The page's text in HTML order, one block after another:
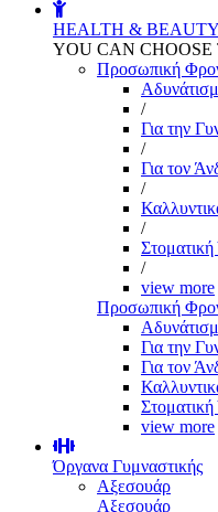
HEALTH & BEAUTY
YOU CAN CHOOSE
Προσωπική
/
Για την
/
Για τον
/
/
Στοματική
/
view more
Προσωπική
Για την
Για τον
Στοματική
view more
Όργανα Γυμναστικής
Αξεσουάρ
Αξεσουάρ